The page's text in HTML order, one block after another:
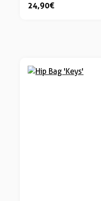
24,90 €